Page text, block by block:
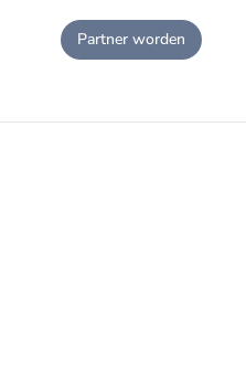
Partner worden